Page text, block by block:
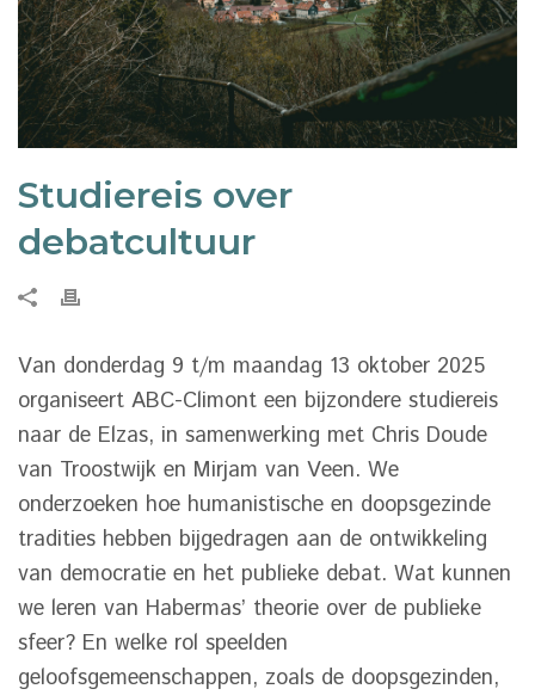
Studiereis over
debatcultuur
Van donderdag 9 t/m maandag 13 oktober 2025
organiseert ABC-Climont een bijzondere studiereis
naar de Elzas, in samenwerking met Chris Doude
van Troostwijk en Mirjam van Veen. We
onderzoeken hoe humanistische en doopsgezinde
tradities hebben bijgedragen aan de ontwikkeling
van democratie en het publieke debat. Wat kunnen
we leren van Habermas’ theorie over de publieke
sfeer? En welke rol speelden
geloofsgemeenschappen, zoals de doopsgezinden,